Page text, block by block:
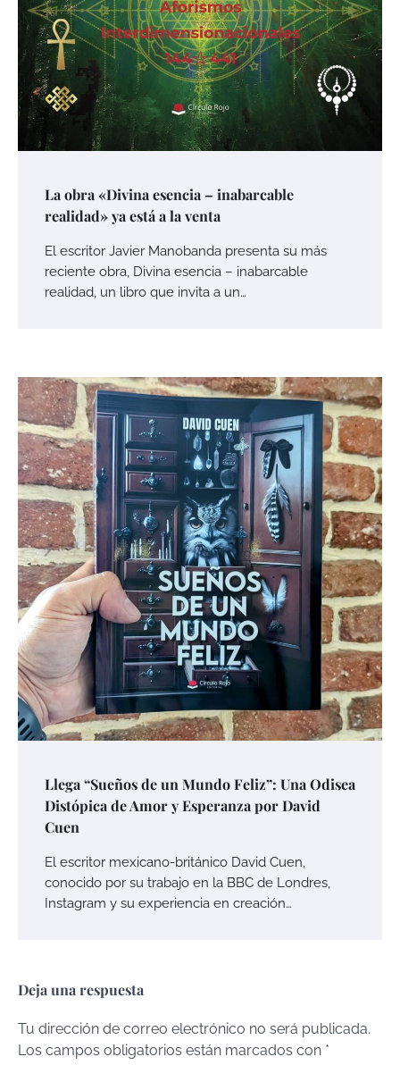
La obra «Divina esencia – inabarcable
realidad» ya está a la venta
El escritor Javier Manobanda presenta su más
reciente obra, Divina esencia – inabarcable
realidad, un libro que invita a un…
Llega “Sueños de un Mundo Feliz”: Una Odisea
Distópica de Amor y Esperanza por David
Cuen
El escritor mexicano-británico David Cuen,
conocido por su trabajo en la BBC de Londres,
Instagram y su experiencia en creación…
Deja una respuesta
Tu dirección de correo electrónico no será publicada.
Los campos obligatorios están marcados con *